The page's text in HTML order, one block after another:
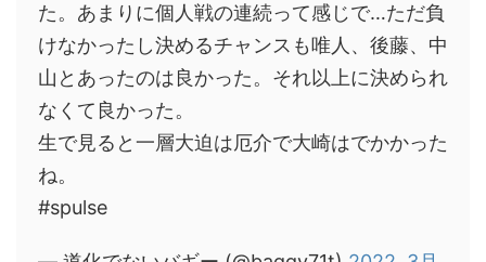
た。あまりに個人戦の連続って感じで…ただ負
けなかったし決めるチャンスも唯人、後藤、中
山とあったのは良かった。それ以上に決められ
なくて良かった。
生で見ると一層大迫は厄介で大崎はでかかった
ね。
#spulse